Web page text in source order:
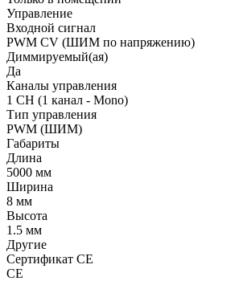
Управление
Входной сигнал
PWM СV (ШИМ по напряжению)
Диммируемый(ая)
Да
Каналы управления
1 CH (1 канал - Mono)
Тип управления
PWM (ШИМ)
Габариты
Длина
5000 мм
Ширина
8 мм
Высота
1.5 мм
Другие
Сертификат CE
CE